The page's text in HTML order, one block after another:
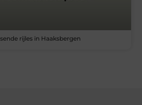
rijles in Haaksbergen